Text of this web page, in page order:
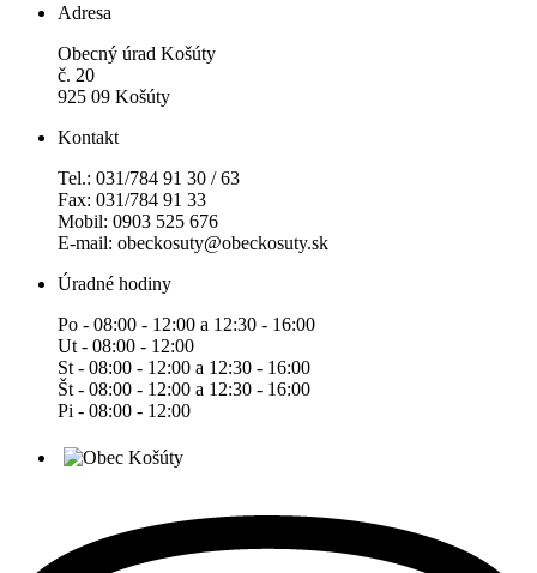
Adresa
Obecný úrad Košúty
č. 20
925 09 Košúty
Kontakt
Tel.: 031/784 91 30 / 63
Fax: 031/784 91 33
Mobil: 0903 525 676
E-mail: obeckosuty@obeckosuty.sk
Úradné hodiny
Po - 08:00 - 12:00 a 12:30 - 16:00
Ut - 08:00 - 12:00
St - 08:00 - 12:00 a 12:30 - 16:00
Št - 08:00 - 12:00 a 12:30 - 16:00
Pi - 08:00 - 12:00